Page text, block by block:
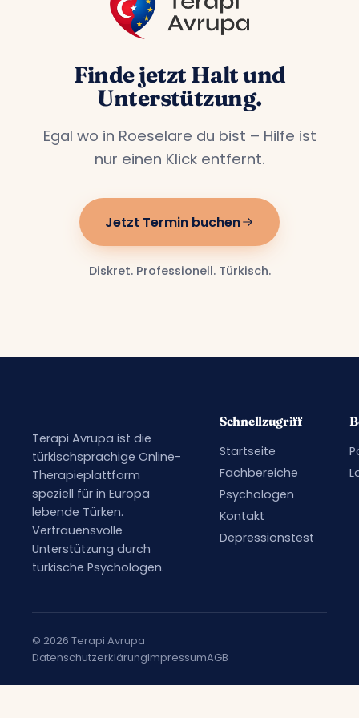
Finde jetzt Halt und
Unterstützung.
Egal wo in Roeselare du bist – Hilfe ist
nur einen Klick entfernt.
Jetzt Termin buchen
Diskret. Professionell. Türkisch.
Terapi Avrupa ist die
türkischsprachige Online-
Therapieplattform
speziell für in Europa
lebende Türken.
Vertrauensvolle
Unterstützung durch
türkische Psychologen.
Schnellzugriff
Startseite
Fachbereiche
Psychologen
Kontakt
Depressionstest
© 2026 Terapi Avrupa
DatenschutzerklärungImpressumAGB